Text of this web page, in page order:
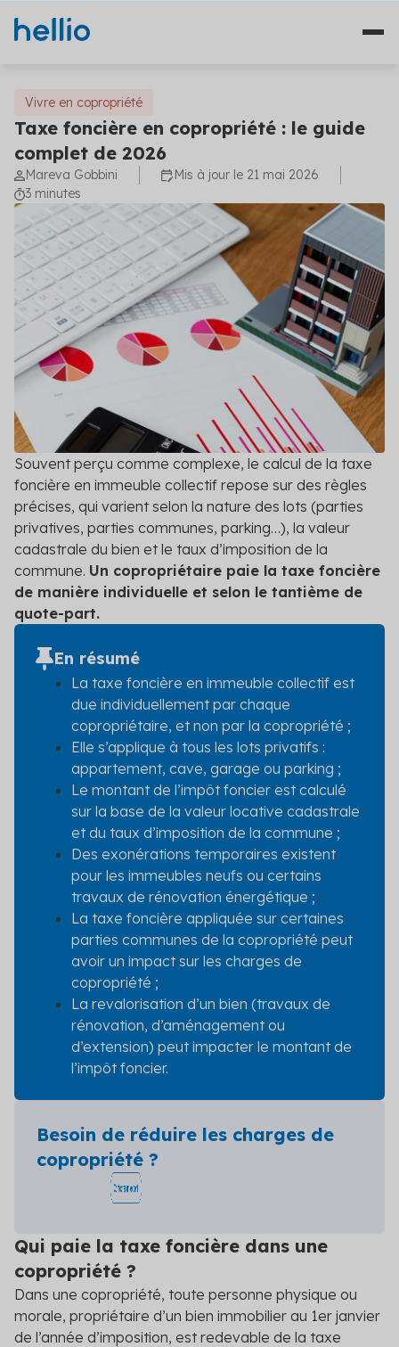
Nos solutions
Études
Travaux
Financement
Plateformes
Fourniture d'énergie
Solutions diagnostics (4)
DPE/PPT
Le DPE et PPT sont obligatoires : mettez vos
copropriétés en conformité
Amélioration DPE
Quittez le statut de passoire thermique et évitez
l’interdiction de location
Audit énergétique
Réalisez votre audit et définissez les meilleurs
Diagnostic technique global
Assurez la pérennité de votre copropriété avec un
diagnostic complet et adapté
Voir toutes les solutions
Voir toutes nos solutions
Qui sommes-nous ?
Témoignages
Ressources
Blog
Vivre en copropriété
Taxe foncière en copropriété : le guide
complet de 2026
Mareva Gobbini
Mis à jour le 21 mai 2026
3 minutes
Souvent perçu comme complexe, le calcul de la taxe
foncière en immeuble collectif repose sur des règles
précises, qui varient selon la nature des lots (parties
privatives, parties communes, parking…), la valeur
cadastrale du bien et le taux d’imposition de la
commune. Un copropriétaire paie la taxe foncière
de manière individuelle et selon le tantième de
quote-part.
En résumé
La taxe foncière en immeuble collectif est
due individuellement par chaque
copropriétaire, et non par la copropriété ;
Elle s’applique à tous les lots privatifs :
appartement, cave, garage ou parking ;
Le montant de l’impôt foncier est calculé
sur la base de la valeur locative cadastrale
et du taux d’imposition de la commune ;
Des exonérations temporaires existent
pour les immeubles neufs ou certains
travaux de rénovation énergétique ;
La taxe foncière appliquée sur certaines
parties communes de la copropriété peut
avoir un impact sur les charges de
copropriété ;
La revalorisation d’un bien (travaux de
rénovation, d’aménagement ou
d’extension) peut impacter le montant de
l’impôt foncier.
Besoin de réduire les charges de
copropriété ?
Qui paie la taxe foncière dans une
copropriété ?
Dans une copropriété, toute personne physique ou
morale, propriétaire d’un bien immobilier au 1er janvier
de l’année d’imposition, est redevable de la taxe